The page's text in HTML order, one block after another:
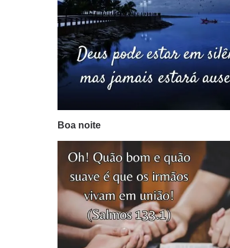
Boa noite